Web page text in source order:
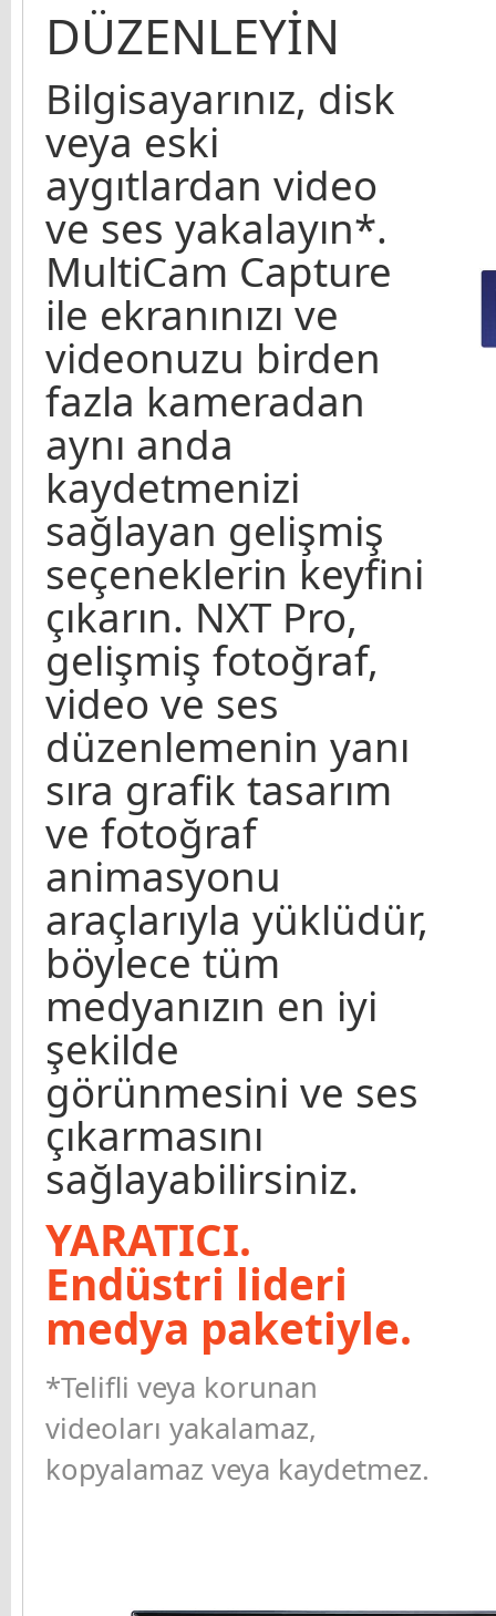
DÜZENLEYİN
Bilgisayarınız, disk
veya eski
aygıtlardan video
ve ses yakalayın*.
MultiCam Capture
ile ekranınızı ve
videonuzu birden
fazla kameradan
aynı anda
kaydetmenizi
sağlayan gelişmiş
seçeneklerin keyfini
çıkarın. NXT Pro,
gelişmiş fotoğraf,
video ve ses
düzenlemenin yanı
sıra grafik tasarım
ve fotoğraf
animasyonu
araçlarıyla yüklüdür,
böylece tüm
medyanızın en iyi
şekilde
görünmesini ve ses
çıkarmasını
sağlayabilirsiniz.
YARATICI.
Endüstri lideri
medya paketiyle.
*Telifli veya korunan
videoları yakalamaz,
kopyalamaz veya kaydetmez.